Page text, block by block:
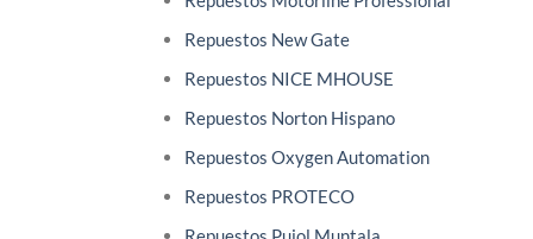
Repuestos New Gate
Repuestos NICE MHOUSE
Repuestos Norton Hispano
Repuestos Oxygen Automation
Repuestos PROTECO